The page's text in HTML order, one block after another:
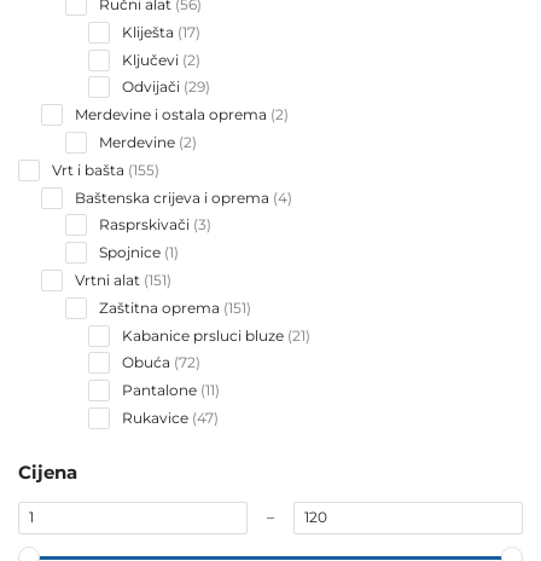
Ručni alat 56
Kliješta 1717
Ključevi 22
products
Odvijači 2929
Merdevine i ostala oprema 22
Merdevine 22
Vrt i bašta 155155
Baštenska crijeva i oprema 44
Rasprskivači 33
Spojnice 11
Vrtni alat 151151
Zaštitna oprema 151151
Kabanice prsluci bluze 2121
Obuća 7272
products
Pantalone 1111
products
Rukavice 4747
Cijena
–